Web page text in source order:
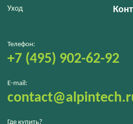
Телефон:
+7 (495) 902-62-92
E-mail:
Где купить?
Уход